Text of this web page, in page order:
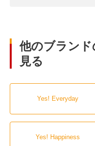
他のブラン
見る
Yes! Everyday
Yes! Happiness